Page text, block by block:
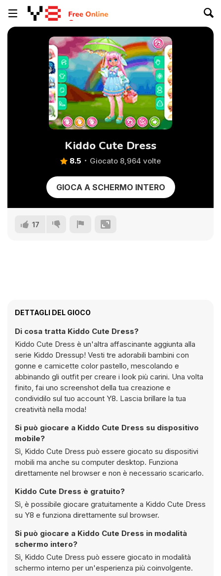
Kiddo Cute Dress
8.5 Giocato 8,964 volte
GIOCA A SCHERMO INTERO
17
DETTAGLI DEL GIOCO
Di cosa tratta Kiddo Cute Dress?
Kiddo Cute Dress è un'altra affascinante aggiunta alla
serie Kiddo Dressup! Vesti tre adorabili bambini con
gonne e camicette color pastello, mescolando e
abbinando gli outfit per creare i look più carini. Una volta
finito, fai uno screenshot della tua creazione e
condividilo sul tuo account Y8. Lascia brillare la tua
creatività nella moda!
Si può giocare a Kiddo Cute Dress su dispositivo
mobile?
Sì, Kiddo Cute Dress può essere giocato su dispositivi
mobili ma anche su computer desktop. Funziona
direttamente nel browser e non è necessario scaricarlo.
Kiddo Cute Dress è gratuito?
Sì, è possibile giocare gratuitamente a Kiddo Cute Dress
su Y8 e funziona direttamente sul browser.
Si può giocare a Kiddo Cute Dress in modalità
schermo intero?
Sì, Kiddo Cute Dress può essere giocato in modalità
schermo interno per un'esperienza più coinvolgente.